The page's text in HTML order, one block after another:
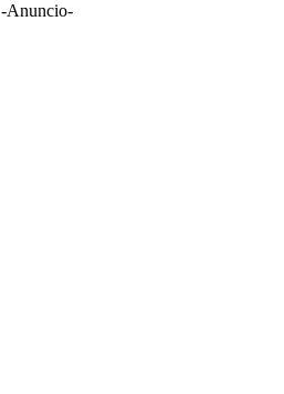
-Anuncio-